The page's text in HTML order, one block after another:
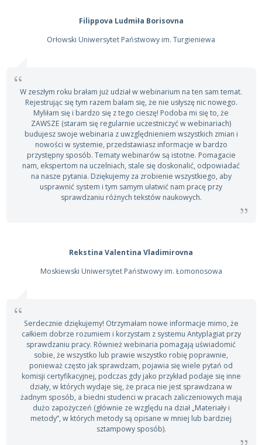
Filippova Ludmiła Borisovna
Orłowski Uniwersytet Państwowy im. Turgieniewa
W zeszłym roku brałam już udział w webinarium na ten sam temat.
Rejestrując się tym razem bałam się, że nie usłyszę nic nowego.
Myliłam się i bardzo się z tego cieszę! Podoba mi się to, że
ZAWSZE (staram się regularnie uczestniczyć w webinariach)
budujesz swoje webinaria z uwzględnieniem wszystkich zmian i
nowości w systemie, przedstawiasz informacje w bardzo
przystępny sposób. Tematy webinarów są istotne. Pomagacie
nam, ekspertom na uczelniach, stale się doskonalić, odpowiadać
na nasze pytania. Dziękujemy za zrobienie wszystkiego, aby
usprawnić system i tym samym ułatwić nam pracę przy
sprawdzaniu różnych tekstów naukowych.
Rekstina Valentina Vladimirovna
Moskiewski Uniwersytet Państwowy im. Łomonosowa
Serdecznie dziękujemy! Otrzymałam nowe informacje mimo, że
całkiem dobrze rozumiem i korzystam z systemu Antyplagiat przy
sprawdzaniu pracy. Również webinaria pomagają uświadomić
sobie, że wszystko lub prawie wszystko robię poprawnie,
ponieważ często jak sprawdzam, pojawia się wiele pytań od
komisji certyfikacyjnej, podczas gdy jako przykład podaje się inne
działy, w których wydaje się, że praca nie jest sprawdzana w
żadnym sposób, a biedni studenci w pracach zaliczeniowych mają
dużo zapożyczeń (głównie ze względu na dział „Materiały i
metody”, w których metody są opisane w mniej lub bardziej
sztampowy sposób).